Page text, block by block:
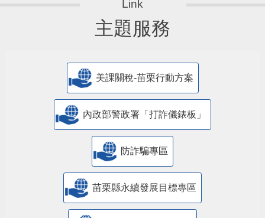
主題服務
美課關稅-苗栗行動方案
內政部警政署「打詐儀錶板」
防詐騙專區
苗栗縣永續發展目標專區